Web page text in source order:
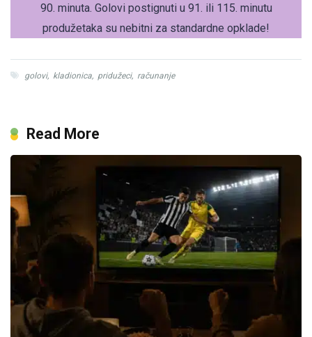
90. minuta. Golovi postignuti u 91. ili 115. minutu
produžetaka su nebitni za standardne opklade!
golovi, kladionica, pridužeci, računanje
Read More